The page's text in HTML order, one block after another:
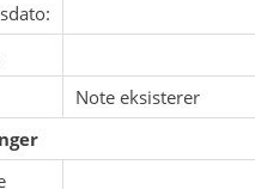
Note eksisterer